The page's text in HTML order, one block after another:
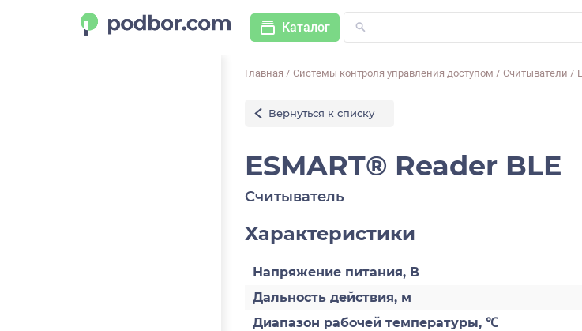
Каталог
Главная / Системы контроля управления доступом / Считыватели /
Вернуться к списку
ESMART® Reader BLE
Считыватель
Характеристики
Напряжение питания, В
Дальность действия, м
Диапазон рабочей температуры, ℃